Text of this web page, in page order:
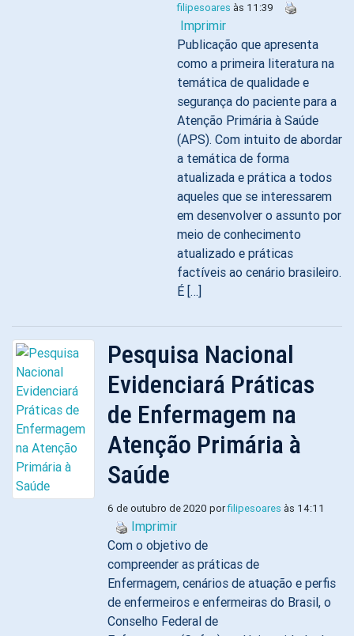
filipesoares às 11:39
Imprimir
Publicação que apresenta
como a primeira literatura na
temática de qualidade e
segurança do paciente para a
Atenção Primária à Saúde
(APS). Com intuito de abordar
a temática de forma
atualizada e prática a todos
aqueles que se interessarem
em desenvolver o assunto por
meio de conhecimento
atualizado e práticas
factíveis ao cenário brasileiro.
É […]
Pesquisa Nacional
Evidenciará Práticas
de Enfermagem na
Atenção Primária à
Saúde
6 de outubro de 2020 porfilipesoares às 14:11
Imprimir
Com o objetivo de
compreender as práticas de
Enfermagem, cenários de atuação e perfis
de enfermeiros e enfermeiras do Brasil, o
Conselho Federal de